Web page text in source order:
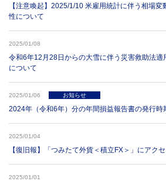
【注意喚起】2025/1/10 米雇用統計に伴う相場
性について
2025/01/08
令和6年12月28日からの大雪に伴う災害救助法適
について
2025/01/06 お知らせ
2024年（令和6年）分の年間損益報告書の発行時
2025/01/04
【復旧報】「つみたて外貨＜積立FX＞」にアク
2025/01/01